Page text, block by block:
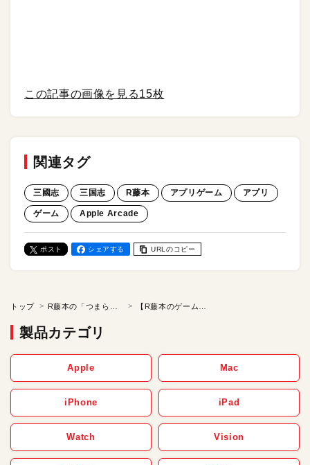
この記事の画像を見る15枚
関連タグ
三國志 三国志 R藤本 アプリゲーム アプリ
ゲーム Apple Arcade
ポスト シェアする URLのコピー
トップ
製品カテゴリ
Apple Mac
iPhone iPad
Watch Vision